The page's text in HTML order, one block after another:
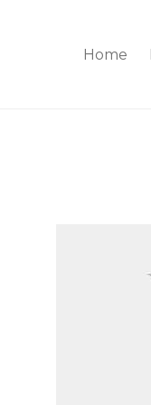
Home